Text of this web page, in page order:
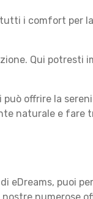
i comfort per
Qui potresti
offrire la
naturale e fare
eDreams, puoi